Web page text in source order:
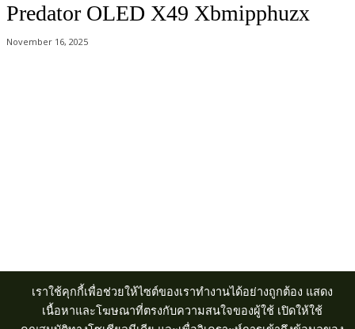
เราใช้คุกกี้เพื่อช่วยให้ไซต์ของเราทำงานได้อย่างถูกต้อง แสดง
เนื้อหาและโฆษณาที่ตรงกับความสนใจของผู้ใช้ เปิดให้ใช้
Predator OLED X49 Xbmipphuzx
November 16, 2025